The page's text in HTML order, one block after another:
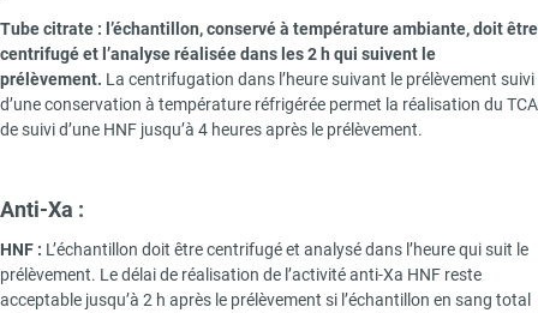
Tube citrate : l’échantillon, conservé à température ambiante, doit être
centrifugé et l’analyse réalisée dans les 2 h qui suivent le
prélèvement. La centrifugation dans l’heure suivant le prélèvement suivi
d’une conservation à température réfrigérée permet la réalisation du TCA
de suivi d’une HNF jusqu’à 4 heures après le prélèvement.
Anti-Xa :
HNF : L’échantillon doit être centrifugé et analysé dans l’heure qui suit le
prélèvement. Le délai de réalisation de l’activité anti-Xa HNF reste
acceptable jusqu’à 2 h après le prélèvement si l’échantillon en sang total